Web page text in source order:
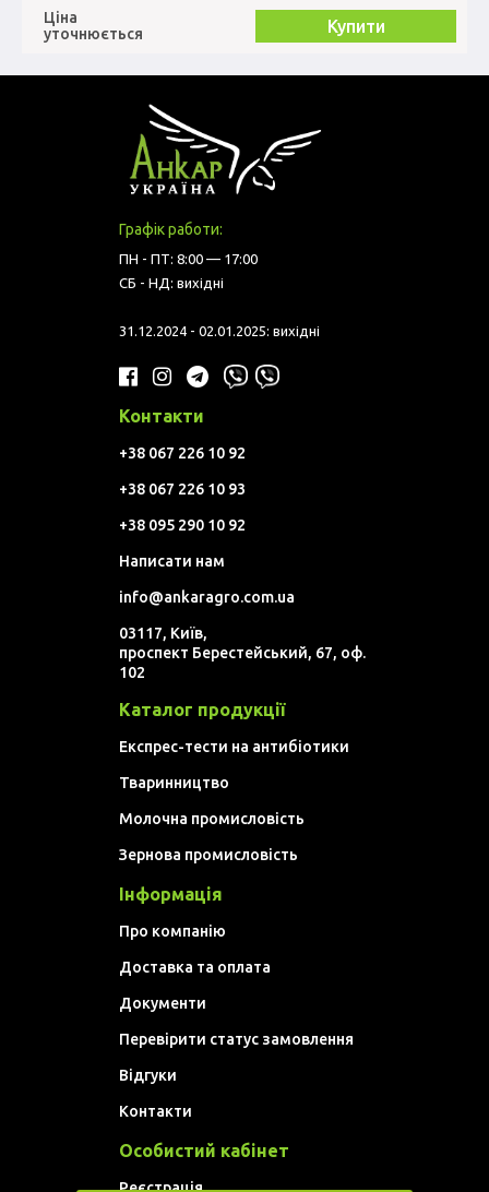
Ціна
уточнюється
Купити
Графік работи:
ПН - ПТ: 8:00 — 17:00
СБ - НД: вихідні
31.12.2024 - 02.01.2025: вихідні
Контакти
+38 067 226 10 92
+38 067 226 10 93
+38 095 290 10 92
Написати нам
info@ankaragro.com.ua
03117, Київ,
проспект Берестейський, 67, оф.
102
Каталог продукції
Експрес-тести на антибіотики
Тваринництво
Молочна промисловість
Зернова промисловість
Інформація
Про компанію
Доставка та оплата
Документи
Перевірити статус замовлення
Відгуки
Контакти
Особистий кабінет
Реєстрація